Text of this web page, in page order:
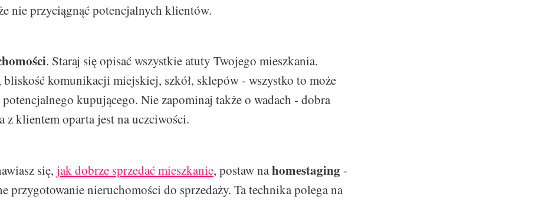
nie przyciągnąć potencjalnych klientów.
. Staraj się opisać wszystkie atuty Twojego mieszkania.
komunikacji miejskiej, szkół, sklepów - wszystko to może
kupującego. Nie zapominaj także o wadach - dobra
z klientem oparta jest na uczciwości.
się, jak dobrze sprzedać mieszkanie, postaw nahomestaging -
przygotowanie nieruchomości do sprzedaży. Ta technika polega na